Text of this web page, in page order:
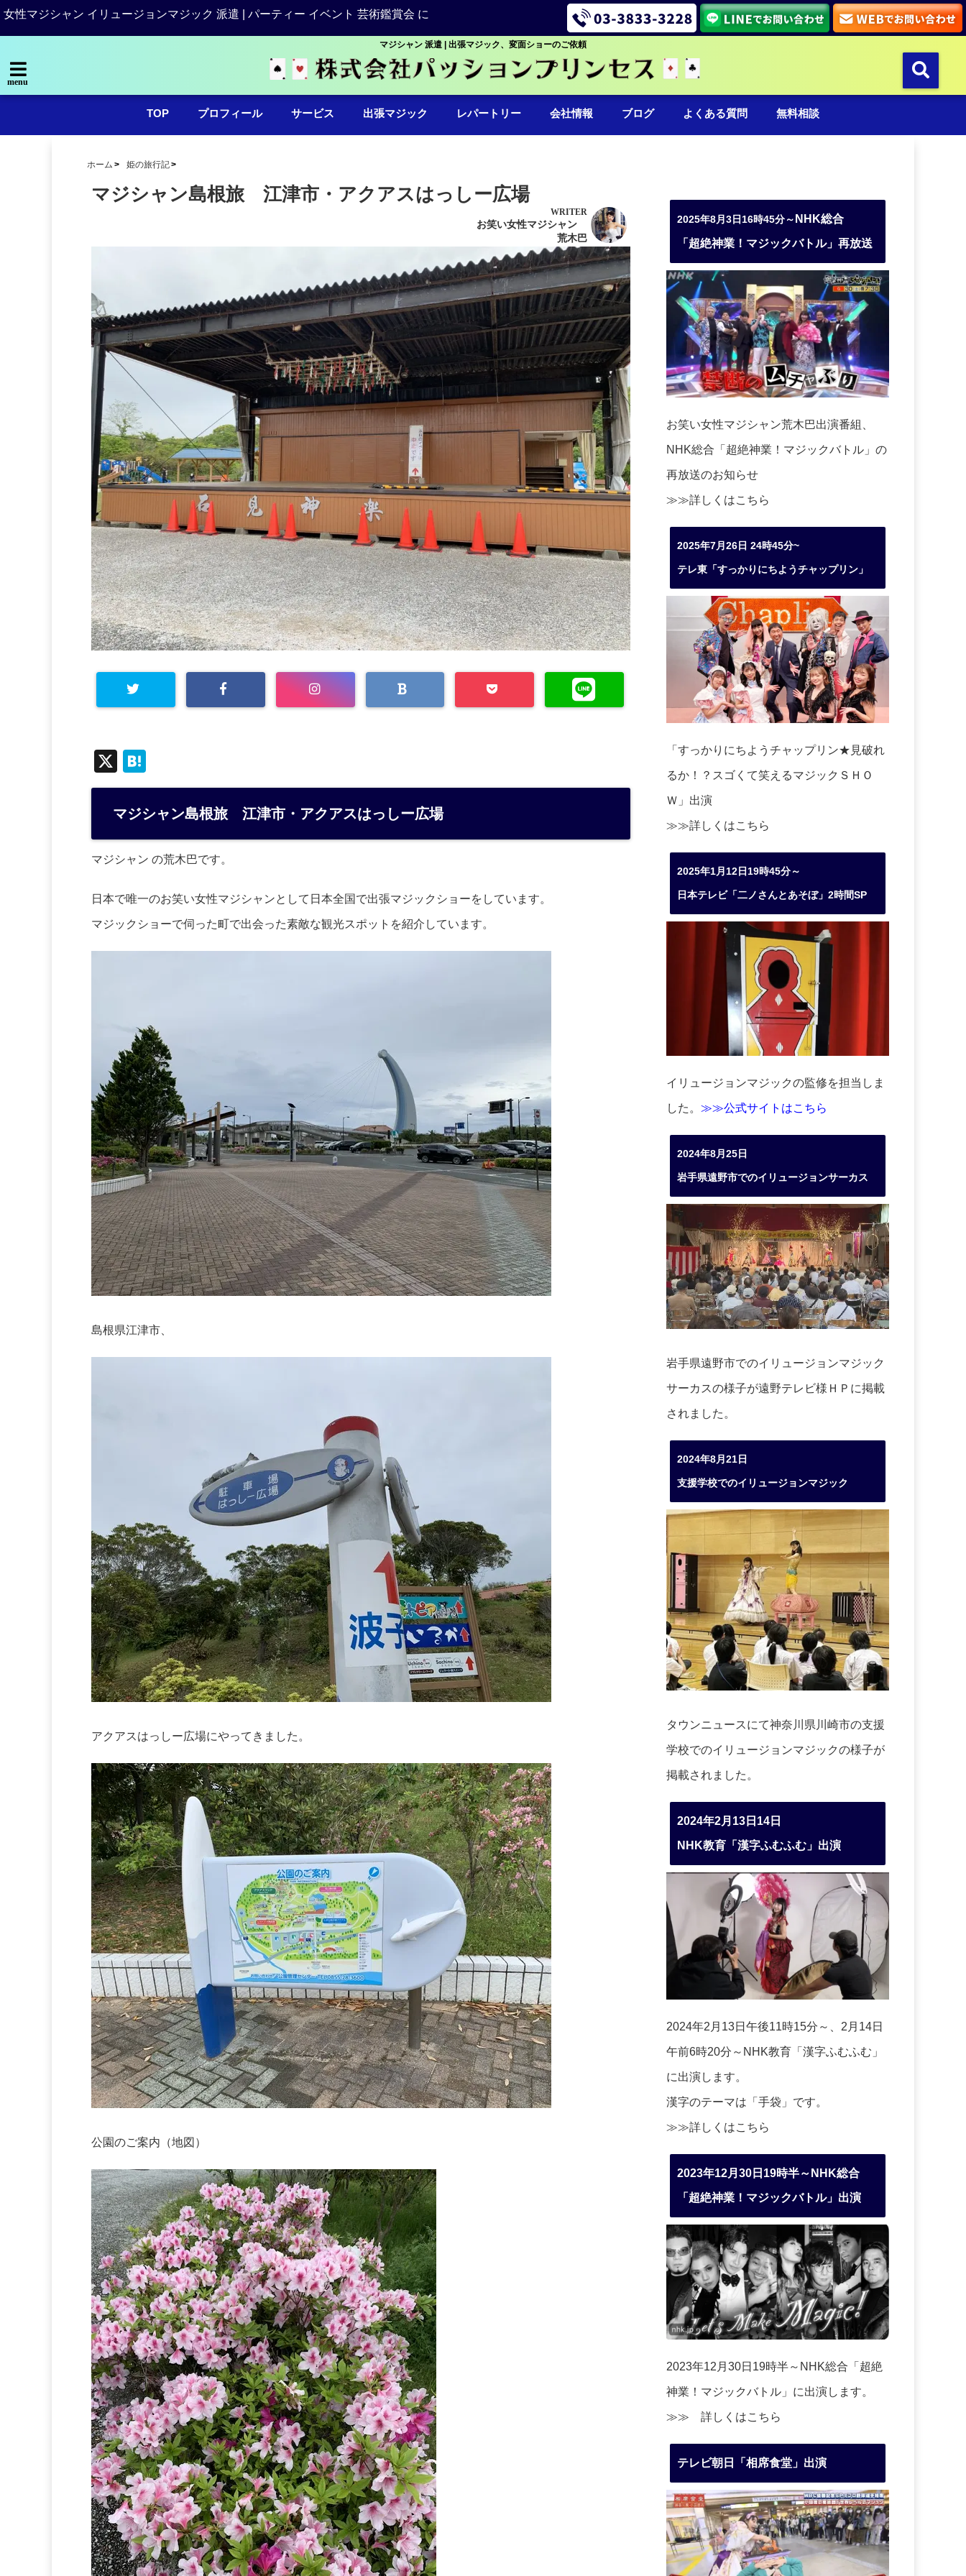
女性マジシャン イリュージョンマジック 派遣 | パーティー イベント 芸術鑑賞会 に
マジシャン 派遣 | 出張マジック、変面ショーのご依頼
menu
TOP プロフィール サービス 出張マジック レパートリー 会社情報 ブログ よくある質問 無料相談
ホーム 姫の旅行記
マジシャン島根旅 江津市・アクアスはっしー広場
WRITER
お笑い女性マジシャン
荒木巴
X
at
e
a
マジシャン島根旅 江津市・アクアスはっしー広場
マジシャン の荒木巴です。
日本で唯一のお笑い女性マジシャンとして日本全国で出張マジックショーをしています。
マジックショーで伺った町で出会った素敵な観光スポットを紹介しています。
島根県江津市、
アクアスはっしー広場にやってきました。
公園のご案内（地図）
2025年8月3日16時45分～ NHK総合
「超絶神業！マジックバトル」再放送
お笑い女性マジシャン荒木巴出演番組、
NHK総合「超絶神業！マジックバトル」の
再放送のお知らせ
≫≫詳しくはこちら
2025年7月26日 24時45分~
テレ東「すっかりにちようチャップリン」
「すっかりにちようチャップリン★見破れ
るか！？スゴくて笑えるマジックＳＨＯ
Ｗ」出演
≫≫詳しくはこちら
2025年1月12日19時45分～
日本テレビ「二ノさんとあそぼ」2時間SP
イリュージョンマジックの監修を担当しま
した。 ≫≫公式サイトはこちら
2024年8月25日
岩手県遠野市でのイリュージョンサーカス
岩手県遠野市でのイリュージョンマジック
サーカスの様子が遠野テレビ様ＨＰに掲載
されました。
2024年8月21日
支援学校でのイリュージョンマジック
タウンニュースにて神奈川県川崎市の支援
学校でのイリュージョンマジックの様子が
掲載されました。
2024年2月13日14日
NHK教育「漢字ふむふむ」出演
2024年2月13日午後11時15分～、2月14日
午前6時20分～NHK教育「漢字ふむふむ」
に出演します。
漢字のテーマは「手袋」です。
≫≫詳しくはこちら
2023年12月30日19時半～NHK総合
「超絶神業！マジックバトル」出演
2023年12月30日19時半～NHK総合「超絶
神業！マジックバトル」に出演します。
≫≫ 詳しくはこちら
テレビ朝日「相席食堂」出演